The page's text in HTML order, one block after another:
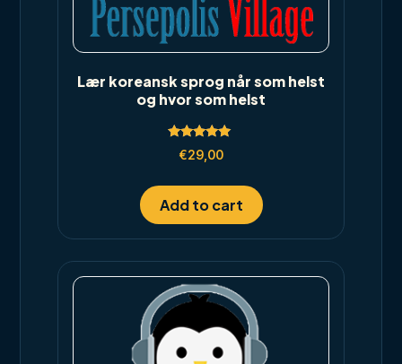
Lær koreansk sprog når som helst
og hvor som helst
Rated
5.00
€29,00
Add to cart